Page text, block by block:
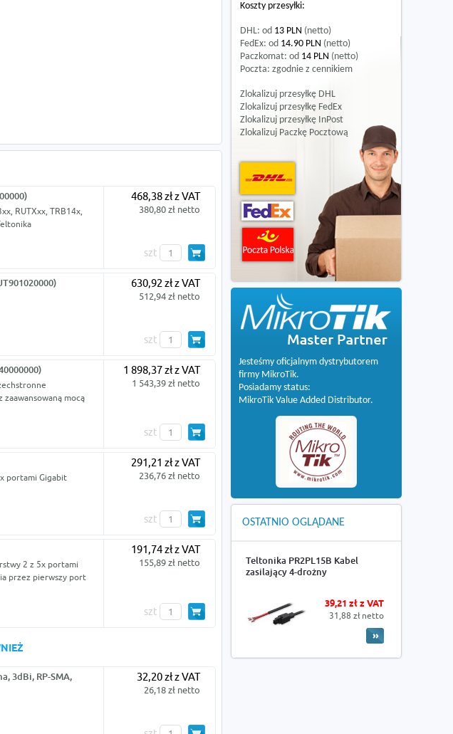
RUTXxx, TRB14x,
468,38 zł z VAT
380,80 zł netto
szt
630,92 zł z VAT
512,94 zł netto
szt
zaawansowaną mocą
1 898,37 zł z VAT
1 543,39 zł netto
szt
portami Gigabit
291,21 zł z VAT
236,76 zł netto
szt
2 z 5x portami
przez pierwszy port
191,74 zł z VAT
155,89 zł netto
szt
3dBi, RP-SMA,
32,20 zł z VAT
26,18 zł netto
Koszty przesyłki:
DHL: od 13 PLN (netto)
FedEx: od 14.90 PLN (netto)
Paczkomat: od 14 PLN (netto)
Poczta: zgodnie z cennikiem
Zlokalizuj przesyłkę DHL
Zlokalizuj przesyłkę FedEx
Zlokalizuj przesyłkę InPost
Zlokalizuj Paczkę Pocztową
Jesteśmy oficjalnym dystrybutorem
firmy MikroTik.
Posiadamy status:
MikroTik Value Added Distributor.
OSTATNIO OGLĄDANE
Teltonika PR2PL15B Kabel
zasilający 4-drożny
39,21 zł z VAT
31,88 zł netto